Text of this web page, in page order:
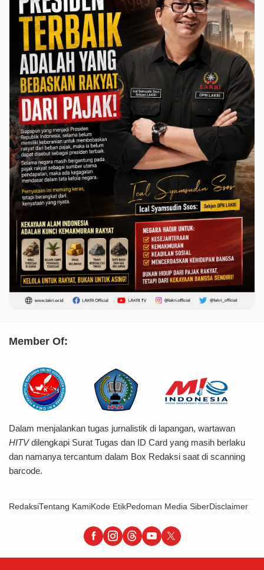
Member Of:
Dalam menjalankan tugas jurnalistik di lapangan, wartawan
HITVdilengkapi Surat Tugas dan ID Card yang masih berlaku
dan namanya tercantum dalam Box Redaksi saat di scanning
barcode.
RedaksiTentang KamiKode EtikPedoman Media SiberDisclaimer